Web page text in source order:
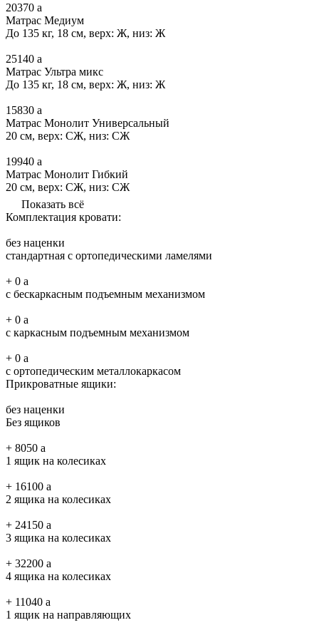
20370 a
Матрас Медиум
До 135 кг, 18 см, верх: Ж, низ: Ж
25140 a
Матрас Ультра микс
До 135 кг, 18 см, верх: Ж, низ: Ж
15830 a
Матрас Монолит Универсальный
20 см, верх: СЖ, низ: СЖ
19940 a
Матрас Монолит Гибкий
20 см, верх: СЖ, низ: СЖ
Показать всё
Комплектация кровати:
без наценки
стандартная с ортопедическими ламелями
+ 0 a
с бескаркасным подъемным механизмом
+ 0 a
с каркасным подъемным механизмом
+ 0 a
с ортопедическим металлокаркасом
Прикроватные ящики:
без наценки
Без ящиков
+ 8050 a
1 ящик на колесиках
+ 16100 a
2 ящика на колесиках
+ 24150 a
3 ящика на колесиках
+ 32200 a
4 ящика на колесиках
+ 11040 a
1 ящик на направляющих